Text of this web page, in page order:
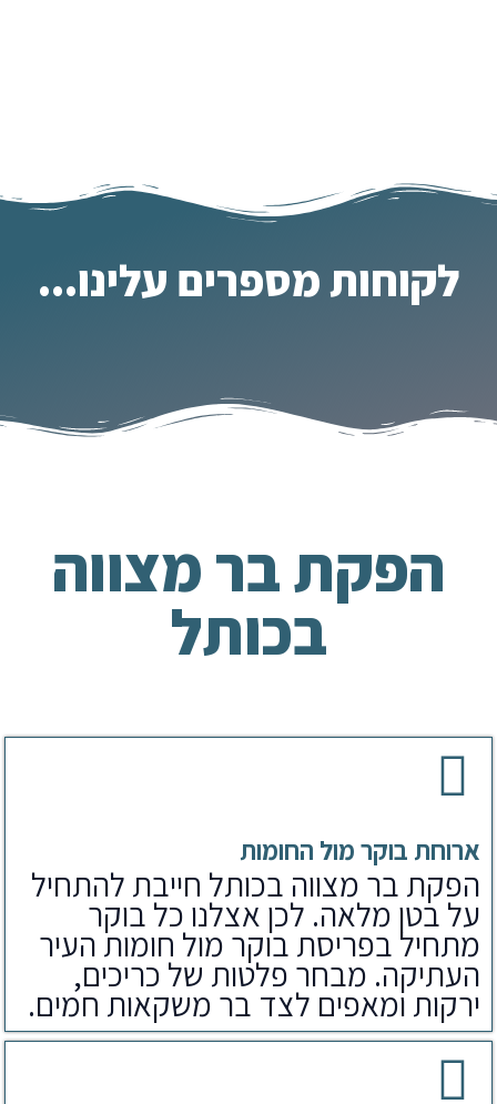
לקוחות מספרים עלינו...
הפקת בר מצווה
בכותל
ארוחת בוקר מול החומות
הפקת בר מצווה בכותל חייבת להתחיל
על בטן מלאה. לכן אצלנו כל בוקר
מתחיל בפריסת בוקר מול חומות העיר
העתיקה. מבחר פלטות של כריכים,
ירקות ומאפים לצד בר משקאות חמים.